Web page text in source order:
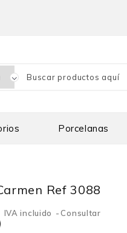
Porcelanas
Ref 3088
IVA incluido Consultar